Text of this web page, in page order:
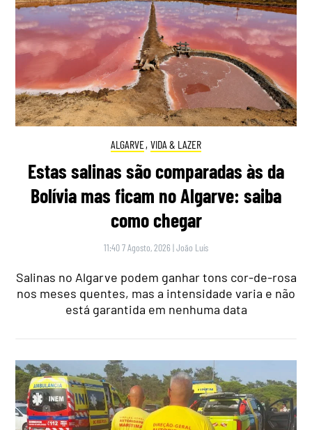
ALGARVE, VIDA & LAZER
Estas salinas são comparadas às da
Bolívia mas ficam no Algarve: saiba
como chegar
11:40 7 Agosto, 2026 |João Luís
Salinas no Algarve podem ganhar tons cor-de-rosa
nos meses quentes, mas a intensidade varia e não
está garantida em nenhuma data